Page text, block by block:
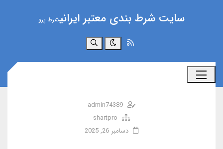
سایت شرط بندی معتبر ایرانیشرط پرو
جستجو
admin74389
shartpro
دسامبر 26, 2025